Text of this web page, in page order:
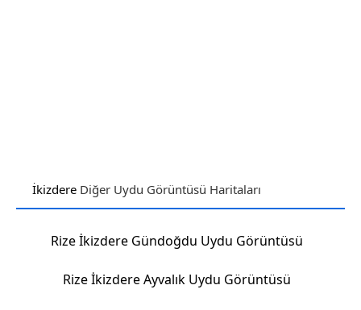
İkizdere Diğer Uydu Görüntüsü Haritaları
Rize İkizdere Gündoğdu Uydu Görüntüsü
Rize İkizdere Ayvalık Uydu Görüntüsü